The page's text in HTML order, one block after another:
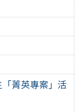
菁英專案」活